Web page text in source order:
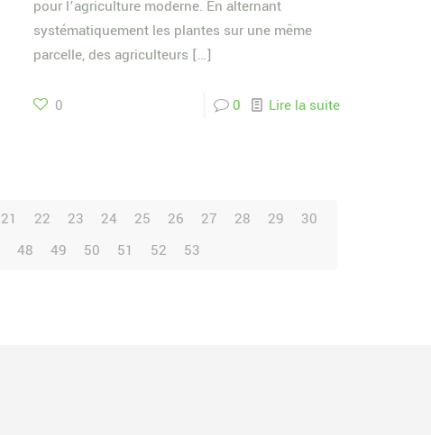
pour l’agriculture moderne. En alternant
systématiquement les plantes sur une même
parcelle, des agriculteurs […]
0 0 Lire la suite
21 22 23 24 25 26 27 28 29
30
48 49 50 51 52
53